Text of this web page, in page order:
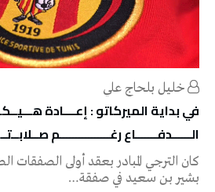
خليل‭ ‬بلحاج‭ ‬علي
في بداية الميركاتو : إعــــادة
الــــــدفـــــــاع رغــــــــــــــــم
كان الترجي المبادر بعقد أولى الصفقات
بشير بن سعيد في صفقة…